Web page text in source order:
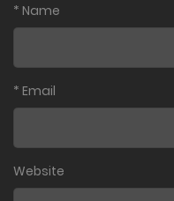
Name
*
Email
*
Website